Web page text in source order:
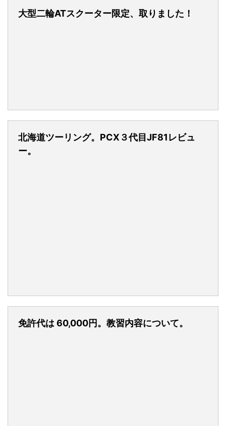
大型二輪ATスクーター限定、取りました！
北海道ツーリング。PCX３代目JF81レビュ
ー。
免許代は 60,000円。教習内容について。